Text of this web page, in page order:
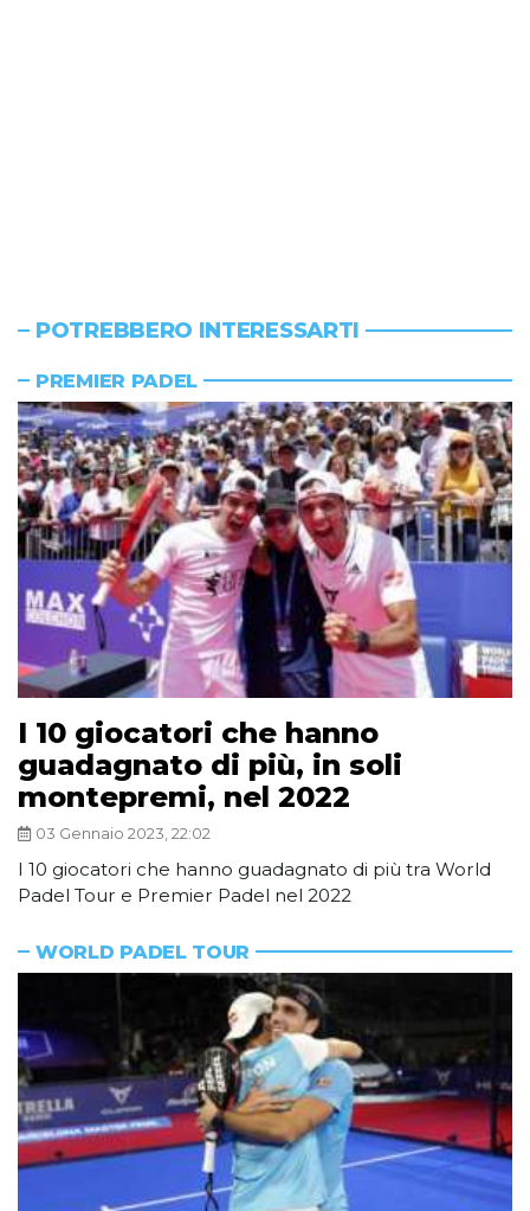
POTREBBERO INTERESSARTI
PREMIER PADEL
I 10 giocatori che hanno
guadagnato di più, in soli
montepremi, nel 2022
03 Gennaio 2023, 22:02
I 10 giocatori che hanno guadagnato di più tra World
Padel Tour e Premier Padel nel 2022
WORLD PADEL TOUR